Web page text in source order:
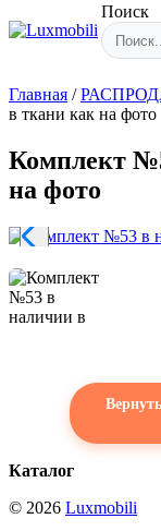
Поиск
Главная /
в ткани как на фото
Комплект
на фото
Каталог
© 2026 Luxmobili